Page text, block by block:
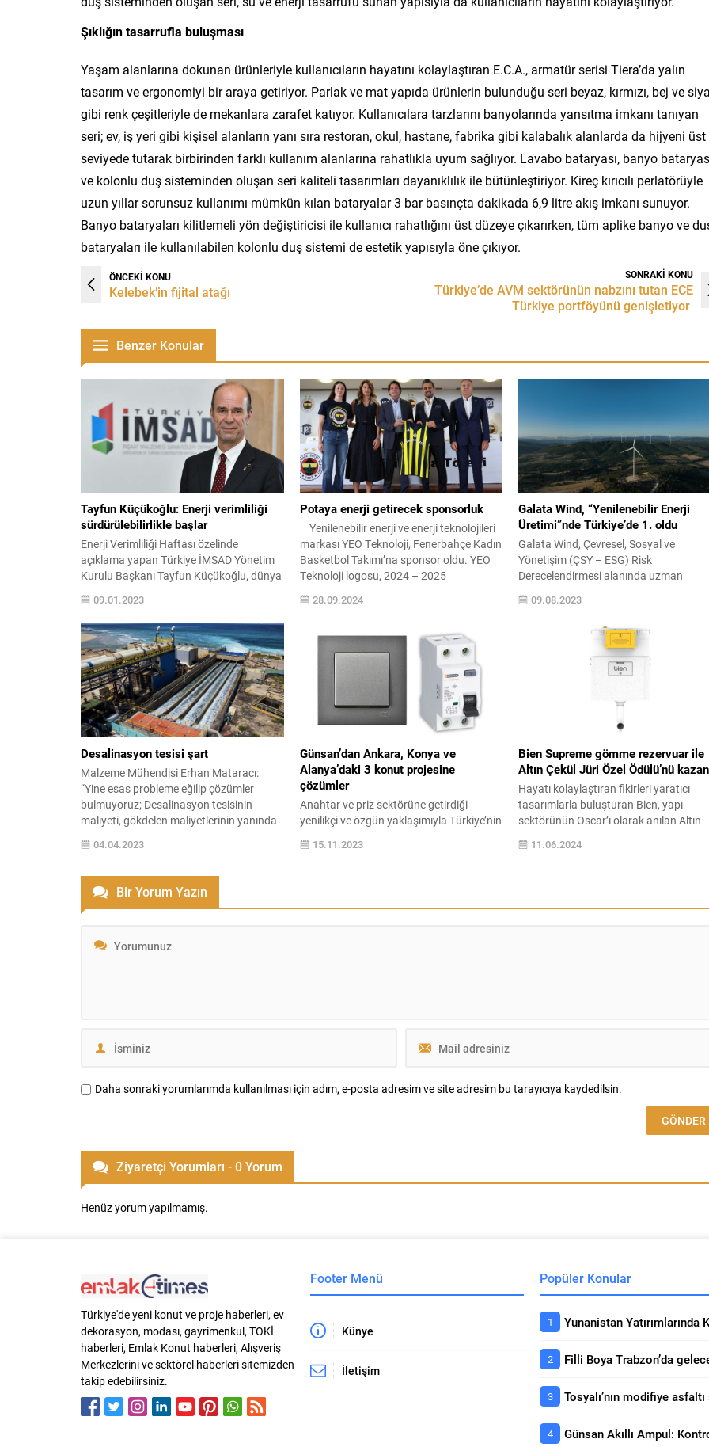
Şıklığın tasarrufla buluşması
Yaşam alanlarına dokunan ürünleriyle kullanıcıların hayatını kolaylaştıran E.C.A., armatür serisi Tiera’da yalın
tasarım ve ergonomiyi bir araya getiriyor. Parlak ve mat yapıda ürünlerin bulunduğu seri beyaz, kırmızı, bej ve
gibi renk çeşitleriyle de mekanlara zarafet katıyor. Kullanıcılara tarzlarını banyolarında yansıtma imkanı tanıyan
seri; ev, iş yeri gibi kişisel alanların yanı sıra restoran, okul, hastane, fabrika gibi kalabalık alanlarda da hijyeni üst
seviyede tutarak birbirinden farklı kullanım alanlarına rahatlıkla uyum sağlıyor. Lavabo bataryası, banyo
ve kolonlu duş sisteminden oluşan seri kaliteli tasarımları dayanıklılık ile bütünleştiriyor. Kireç kırıcılı perlatörüyle
uzun yıllar sorunsuz kullanımı mümkün kılan bataryalar 3 bar basınçta dakikada 6,9 litre akış imkanı sunuyor.
Banyo bataryaları kilitlemeli yön değiştiricisi ile kullanıcı rahatlığını üst düzeye çıkarırken, tüm aplike banyo ve
bataryaları ile kullanılabilen kolonlu duş sistemi de estetik yapısıyla öne çıkıyor.
ÖNCEKİ KONU
Kelebek’in fijital atağı
SONRAKİ KONU
Türkiye’de AVM sektörünün nabzını tutan ECE
Türkiye portföyünü genişletiyor
Benzer Konular
Tayfun Küçükoğlu: Enerji verimliliği
sürdürülebilirlikle başlar
Enerji Verimliliği Haftası özelinde
açıklama yapan Türkiye İMSAD Yönetim
Kurulu Başkanı Tayfun Küçükoğlu, dünya
genelinde artan enerji ihtiyacını
karşılayabilmenin ve yüksek
maliyetlerden kaçınmanın enerjiyi doğru
şekilde kullanarak mümkün olabileceğini
söyledi. Enerji tüketiminde verimliliğin
önemine de dikkat
çeken Küçükoğlu, “Yaşadığımız binalarda
enerji tüketimini azaltarak gelecek
nesillere yaşam kalitesi daha yüksek
şehirler bırakmak adına enerjiyi verimli
kullanmak...
09.01.2023
Potaya enerji getirecek sponsorluk
Yenilenebilir enerji ve enerji teknolojileri
markası YEO Teknoloji, Fenerbahçe Kadın
Basketbol Takımı’na sponsor oldu. YEO
Teknoloji logosu, 2024 – 2025
sezonunda ulusal ve uluslararası
müsabakalarda potanın kraliçelerinin
dünyada spor ve sporcuların gelişimine
katkı sağlamaya devam edecek
Yenilenebilir enerji çözümleri alanında
28.09.2024
Galata Wind, “Yenilenebilir Enerji
Üretimi”nde Türkiye’de 1. oldu
Galata Wind, Çevresel, Sosyal ve
Yönetişim (ÇSY – ESG) Risk
Derecelendirmesi alanında uzman
kuruluş Sustainalytics’in gerçekleştirdiği
değerlendirme sonucunda, geçtiğimiz yıl
19,9 olan risk skorunu 14,9 olarak
iyileştirdi. Bu sonuçla ‘Düşük Risk’
kategorisinde derecelendirilen Galata
Wind “Yenilenebilir Enerji Üretimi” başlığı
şirket arasında da 13. sırada...
09.08.2023
Desalinasyon tesisi şart
Malzeme Mühendisi Erhan Mataracı:
“Yine esas probleme eğilip çözümler
bulmuyoruz; Desalinasyon tesisinin
maliyeti, gökdelen maliyetlerinin yanında
hiçbir şey” Malzeme Mühendisi Erhan
Mataracı, üç tarafı denizlerle çevrili olan
etmemesinden dolayı ilerleyen
zamanlarda su sıkıntısı yaşayacağını
söyledi. Deniz suyunun, kullanım suyu
sağlayan “desalinasyon” tesisleri
04.04.2023
Günsan’dan Ankara, Konya ve
Alanya’daki 3 konut projesine
çözümler
Anahtar ve priz sektörüne getirdiği
yenilikçi ve özgün yaklaşımıyla Türkiye’nin
dört bir yanındaki kamu ve inşaat
projelerinde yer alan Günsan
15.11.2023
Bien Supreme gömme rezervuar ile
Altın Çekül Jüri Özel Ödülü’nü
Hayatı kolaylaştıran fikirleri yaratıcı
tasarımlarla buluşturan Bien, yapı
sektörünün Oscar’ı olarak anılan Altın
Çekül Yarışması’nda Supreme Gömme
Rezervuar ile Yapıda Yenilikçi Ürün Jüri
11.06.2024
Bir Yorum Yazın
Daha sonraki yorumlarımda kullanılması için adım, e-posta adresim ve site adresim bu tarayıcıya kaydedilsin.
Ziyaretçi Yorumları - 0 Yorum
Henüz yorum yapılmamış.
Türkiye'de yeni konut ve proje haberleri, ev
dekorasyon, modası, gayrimenkul, TOKİ
haberleri, Emlak Konut haberleri, Alışveriş
Merkezlerini ve sektörel haberleri sitemizden
takip edebilirsiniz.
Footer Menü
Künye
İletişim
Popüler Konular